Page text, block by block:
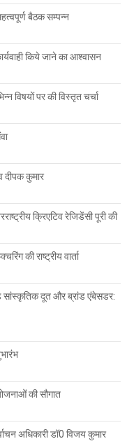
बैठक सम्पन्न
किये जाने का आश्वासन
विषयों पर की विस्तृत चर्चा
दीपक कुमार
क्रिएटिव रेजिडेंसी पूरी की
की राष्ट्रीय वार्ता
सांस्कृतिक दूत और ब्रांड एंबेसडर:
की सौगात
अधिकारी डॉ0 विजय कुमार